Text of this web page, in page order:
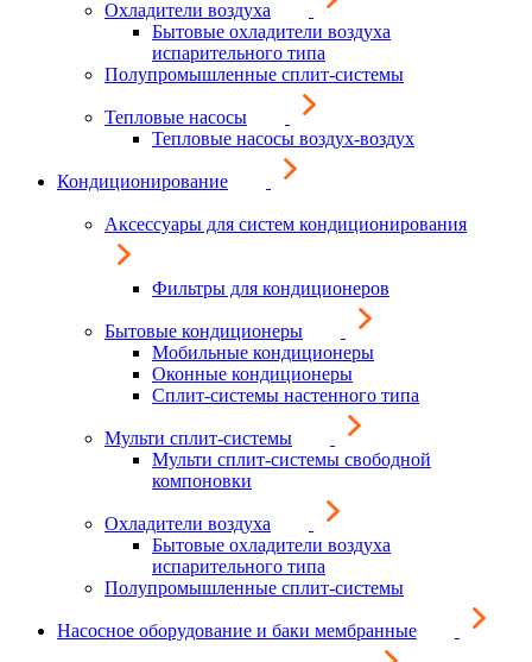
Охладители воздуха
Бытовые охладители воздуха
испарительного типа
Полупромышленные сплит-системы
Тепловые насосы
Тепловые насосы воздух-воздух
Кондиционирование
Аксессуары для систем кондиционирования
Фильтры для кондиционеров
Бытовые кондиционеры
Мобильные кондиционеры
Оконные кондиционеры
Сплит-системы настенного типа
Мульти сплит-системы
Мульти сплит-системы свободной
компоновки
Охладители воздуха
Бытовые охладители воздуха
испарительного типа
Полупромышленные сплит-системы
Насосное оборудование и баки мембранные